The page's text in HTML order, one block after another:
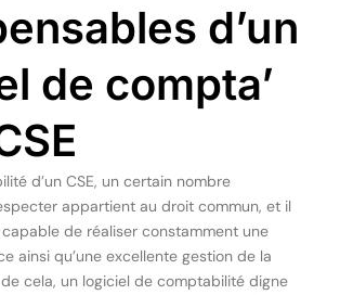
d’un
de compta’
d’un CSE, un certain nombre
appartient au droit commun, et il
de réaliser constamment une
ainsi qu’une excellente gestion de la
cela, un logiciel de comptabilité digne